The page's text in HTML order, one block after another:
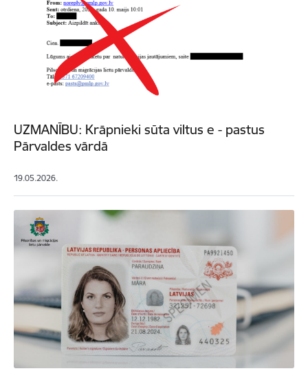
UZMANĪBU: Krāpnieki sūta viltus e - pastus
Pārvaldes vārdā
19.05.2026.